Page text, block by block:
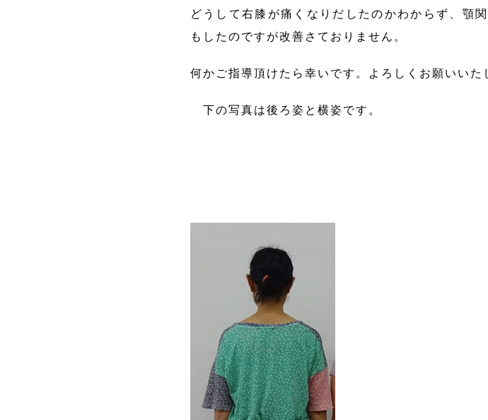
どうして右膝が痛くなりだしたのかわからず、顎
もしたのですが改善さておりません。
何かご指導頂けたら幸いです。よろしくお願いいた
下の写真は後ろ姿と横姿です。